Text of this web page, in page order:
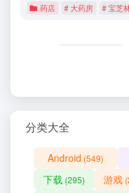
药店 # 大药房 # 宝芝
分类大全
Android (549)
下载 (295) 游戏